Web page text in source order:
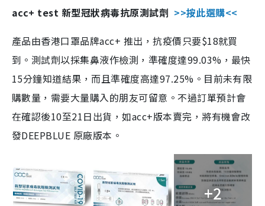
acc+ test 新型冠狀病毒抗原測試劑 >>按此選購<<
產品由香港口罩品牌acc+ 推出，抗疫價只要$18就買
到。測試劑以採集鼻液作檢測，準確度達99.03%，最快
15分鐘知道結果，而且準確度高達97.25%。目前未有限
購數量，需要大量購入的朋友可留意。不過訂單預計會
在確認後10至21日出貨，如acc+版本賣完，將有機會改
發DEEPBLUE 原廠版本。
+2